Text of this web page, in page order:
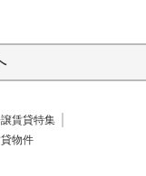
賃貸特集
物件